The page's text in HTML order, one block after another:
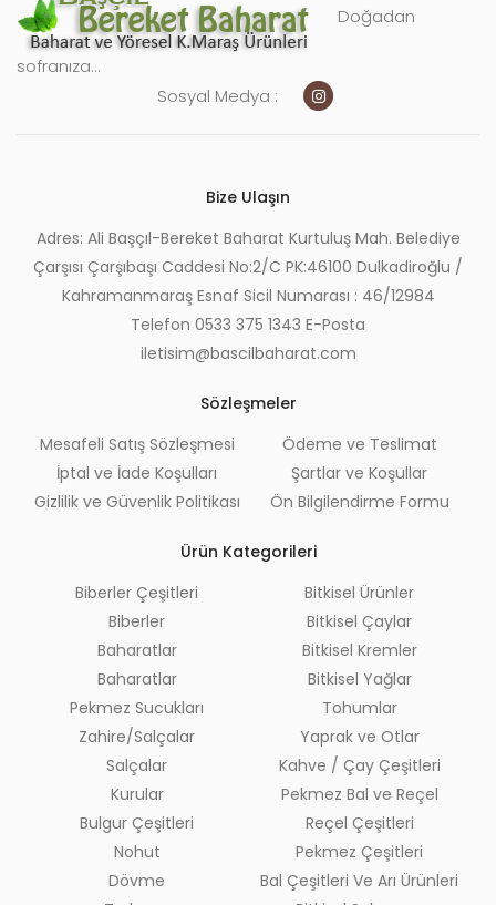
Doğadan
sofranıza...
Sosyal Medya :
Bize Ulaşın
Adres: Ali Başçıl-Bereket Baharat Kurtuluş Mah. Belediye
Çarşısı Çarşıbaşı Caddesi No:2/C PK:46100 Dulkadiroğlu /
Kahramanmaraş Esnaf Sicil Numarası : 46/12984
Telefon 0533 375 1343 E-Posta
iletisim@bascilbaharat.com
Sözleşmeler
Mesafeli Satış Sözleşmesi
İptal ve İade Koşulları
Gizlilik ve Güvenlik Politikası
Ödeme ve Teslimat
Şartlar ve Koşullar
Ön Bilgilendirme Formu
Ürün Kategorileri
Biberler Çeşitleri
Biberler
Baharatlar
Baharatlar
Pekmez Sucukları
Zahire/Salçalar
Salçalar
Kurular
Bulgur Çeşitleri
Nohut
Dövme
Bitkisel Ürünler
Bitkisel Çaylar
Bitkisel Kremler
Bitkisel Yağlar
Tohumlar
Yaprak ve Otlar
Kahve / Çay Çeşitleri
Pekmez Bal ve Reçel
Reçel Çeşitleri
Pekmez Çeşitleri
Bal Çeşitleri Ve Arı Ürünleri